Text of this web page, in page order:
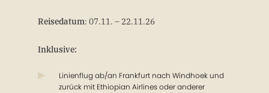
Reisedatum: 07.11. – 22.11.26
Inklusive:
Linienflug ab/an Frankfurt nach Windhoek und
zurück mit Ethiopian Airlines oder anderer